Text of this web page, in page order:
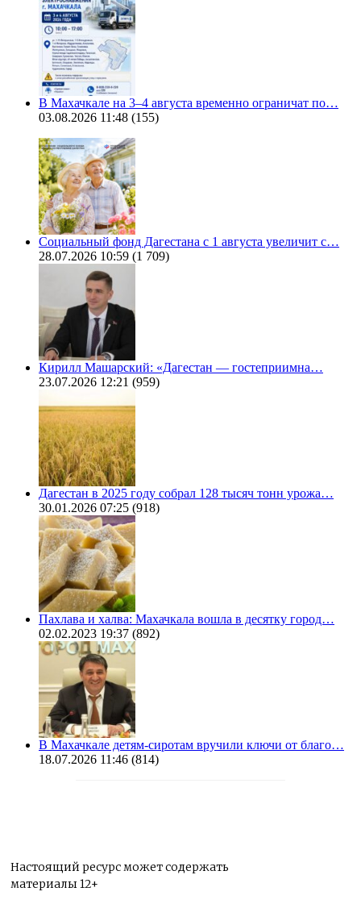
В Махачкале на 3–4 августа временно ограничат по…
03.08.2026 11:48 (155)
Социальный фонд Дагестана с 1 августа увеличит с…
28.07.2026 10:59 (1 709)
Кирилл Машарский: «Дагестан — гостеприимна…
23.07.2026 12:21 (959)
Дагестан в 2025 году собрал 128 тысяч тонн урожа…
30.01.2026 07:25 (918)
Пахлава и халва: Махачкала вошла в десятку город…
02.02.2023 19:37 (892)
В Махачкале детям-сиротам вручили ключи от благо…
18.07.2026 11:46 (814)
Настоящий ресурс может содержать
материалы 12+